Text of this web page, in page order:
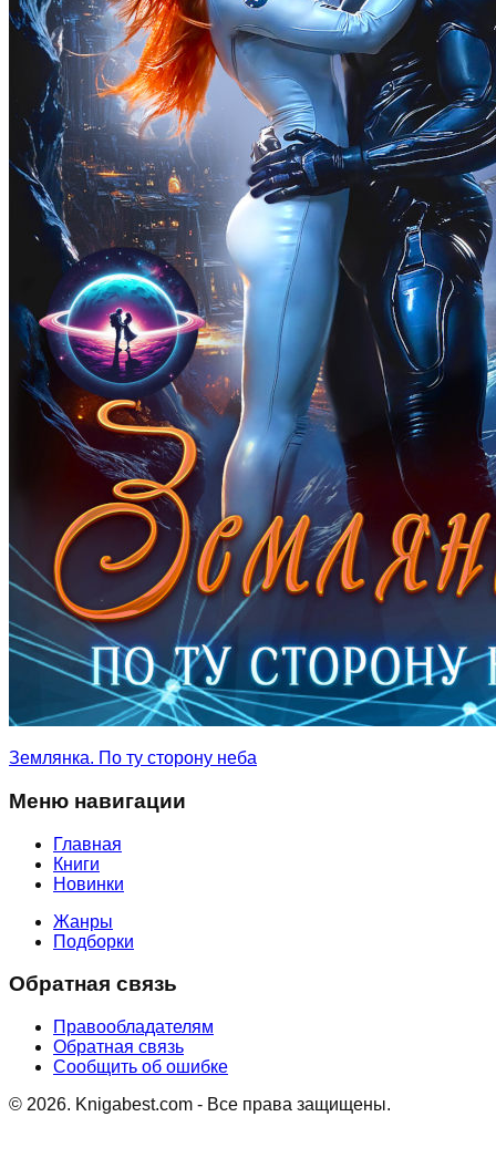
Землянка. По ту сторону неба
Меню навигации
Главная
Книги
Новинки
Жанры
Подборки
Обратная связь
Правообладателям
Обратная связь
Сообщить об ошибке
© 2026. Knigabest.com - Все права защищены.